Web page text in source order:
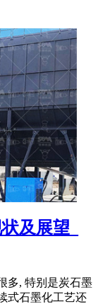
及展望_
多, 特别是炭石墨
式石墨化工艺还